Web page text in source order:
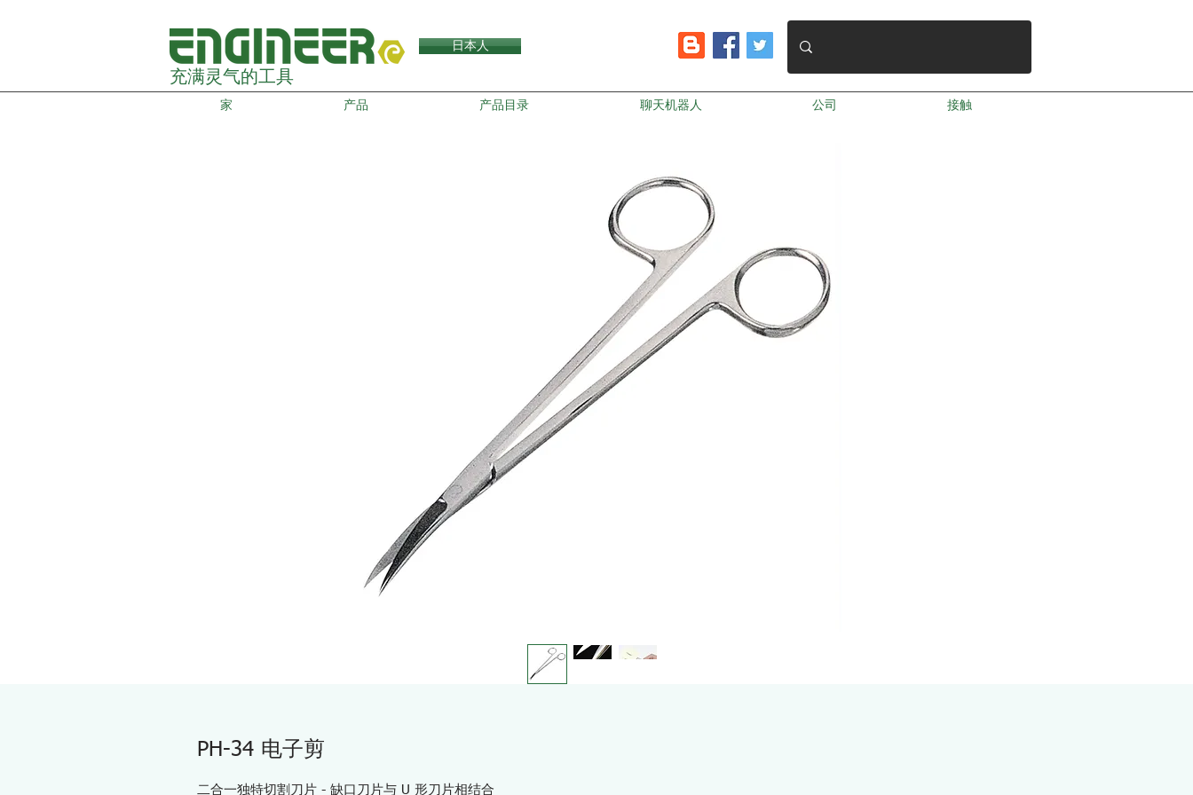
日本人
充满灵气的工具
家 产品 产品目录 聊天机器人 公司 接触
PH-34 电子剪
二合一独特切割刀片 - 缺口刀片与 U 形刀片相结合